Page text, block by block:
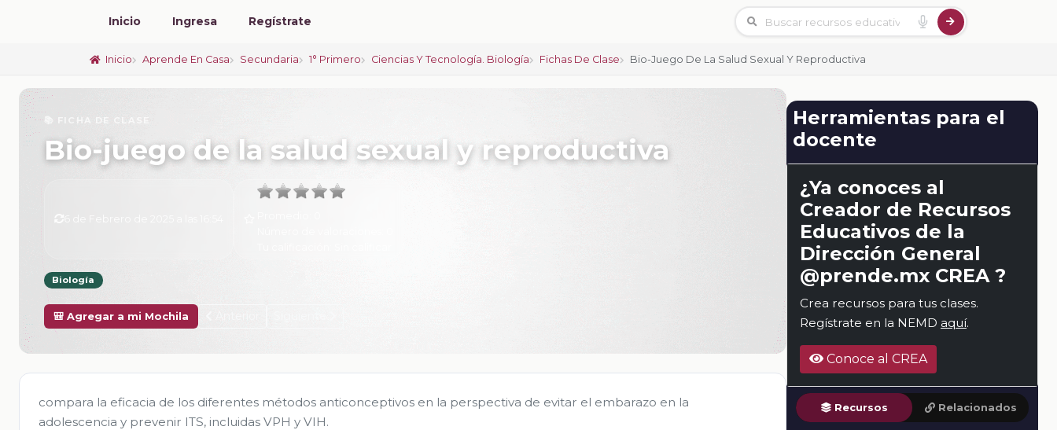
Inicio Ingresa Regístrate
Inicio Aprende En Casa Secundaria 1° Primero Ciencias Y Tecnología. Biología Fichas De Clase Bio-Juego De La Salud Sexual Y Reproductiva
📚 FICHA DE CLASE
Bio-juego de la salud sexual y reproductiva
Biología
🎒 Agregar a mi Mochila
compara la eficacia de los diferentes métodos anticonceptivos en la perspectiva de evitar el embarazo en la
adolescencia y prevenir ITS, incluidas VPH y VIH.
Herramientas para el
docente
¿Ya conoces al
Creador de Recursos
Educativos de la
Dirección General
@prende.mx CREA ?
Crea recursos para tus clases.
Regístrate en la NEMD aquí.
Conoce al CREA
Recursos Relacionados